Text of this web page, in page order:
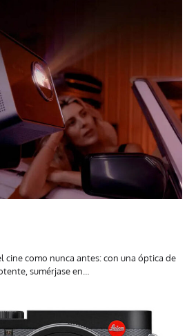
cine como nunca antes: con una óptica de
sumérjase en…